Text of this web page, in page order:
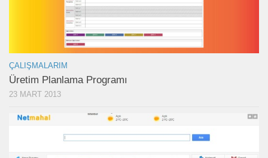
ÇALIŞMALARIM
Üretim Planlama Programı
23 MART 2013